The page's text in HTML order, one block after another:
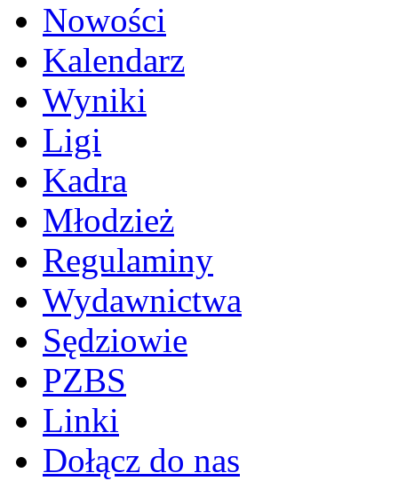
Nowości
Kalendarz
Wyniki
Ligi
Kadra
Młodzież
Regulaminy
Wydawnictwa
Sędziowie
PZBS
Linki
Dołącz do nas